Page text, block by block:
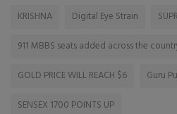
KRISHNA
Digital Eye Strain
911 MBBS seats added across the
GOLD PRICE WILL REACH $6
Guru
SENSEX 1700 POINTS UP